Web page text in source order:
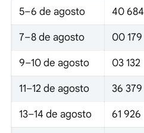
5–6 de agosto 40 684
7–8 de agosto 00 179
9–10 de agosto 03 132
11–12 de agosto 36 379
13–14 de agosto 61 926